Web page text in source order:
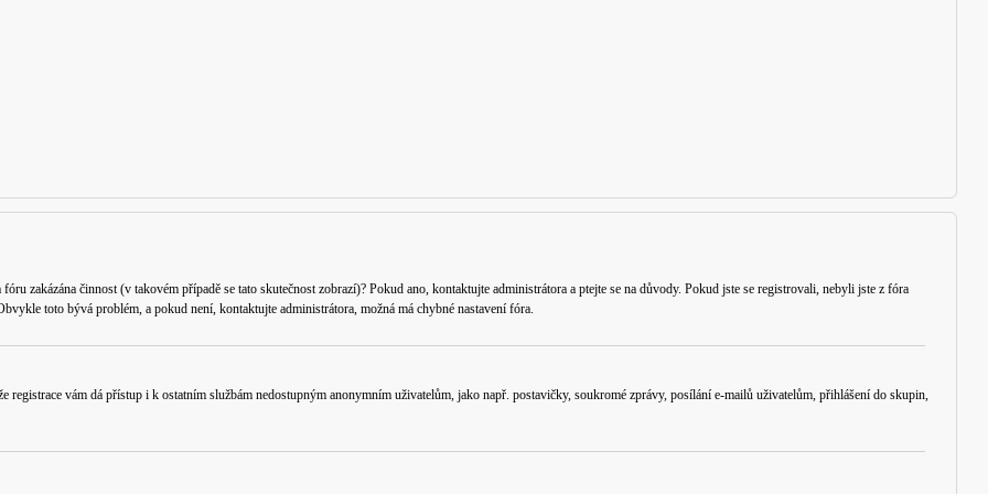
zakázána činnost (v takovém případě se tato skutečnost zobrazí)? Pokud ano, kontaktujte administrátora a ptejte se na důvody. Pokud jste se registrovali, nebyli jste z fóra
toto bývá problém, a pokud není, kontaktujte administrátora, možná má chybné nastavení fóra.
registrace vám dá přístup i k ostatním službám nedostupným anonymním uživatelům, jako např. postavičky, soukromé zprávy, posílání e-mailů uživatelům, přihlášení do skupin,